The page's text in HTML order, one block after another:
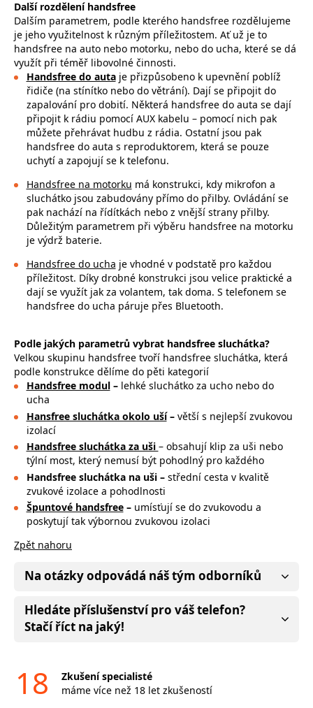
Další rozdělení handsfree
Dalším parametrem, podle kterého handsfree rozdělujeme
je jeho využitelnost k různým příležitostem. Ať už je to
handsfree na auto nebo motorku, nebo do ucha, které se dá
využít při téměř libovolné činnosti.
Handsfree do auta je přizpůsobeno k upevnění poblíž
řidiče (na stínítko nebo do větrání). Dají se připojit do
zapalování pro dobití. Některá handsfree do auta se dají
připojit k rádiu pomocí AUX kabelu – pomocí nich pak
můžete přehrávat hudbu z rádia. Ostatní jsou pak
handsfree do auta s reproduktorem, která se pouze
uchytí a zapojují se k telefonu.
Handsfree na motorku má konstrukci, kdy mikrofon a
sluchátko jsou zabudovány přímo do přilby. Ovládání se
pak nachází na řídítkách nebo z vnější strany přilby.
Důležitým parametrem při výběru handsfree na motorku
je výdrž baterie.
Handsfree do ucha je vhodné v podstatě pro každou
příležitost. Díky drobné konstrukci jsou velice praktické a
dají se využít jak za volantem, tak doma. S telefonem se
handsfree do ucha páruje přes Bluetooth.
Podle jakých parametrů vybrat handsfree sluchátka?
Velkou skupinu handsfree tvoří handsfree sluchátka, která
podle konstrukce dělíme do pěti kategorií
Handsfree modul– lehké sluchátko za ucho nebo do
ucha
Hansfree sluchátka okolo uší– větší s nejlepší zvukovou
izolací
Handsfree sluchátka za uši – obsahují klip za uši nebo
týlní most, který nemusí být pohodlný pro každého
Handsfree sluchátka na uši – střední cesta v kvalitě
zvukové izolace a pohodlnosti
Špuntové handsfree– umísťují se do zvukovodu a
poskytují tak výbornou zvukovou izolaci
Zpět nahoru
Na otázky odpovádá náš tým odborníků
Hledáte příslušenství pro váš telefon?
Stačí říct na jaký!
18
Zkušení specialisté
máme více než 18 let zkušeností